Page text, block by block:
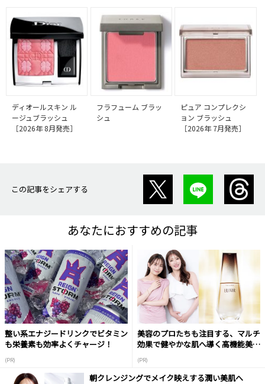
ディオールスキン ル
ージュブラッシュ
［2026年 8月発売］
フラフューム ブラッ
シュ
ピュア コンプレクシ
ョン ブラッシュ
［2026年 7月発売］
この記事をシェアする
あなたにおすすめの記事
整い系エナジードリンクでビタミン
も栄養素も効率よくチャージ！
(PR)
美容のプロたちも注目する、マルチ
効果で健やかな肌へ導く高機能美容
(PR)
朝クレンジングでメイク映えする潤い美肌へ